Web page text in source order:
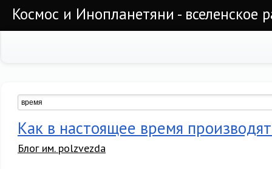
Космос и Инопланетяни - вселенское
Как в настоящее время
Блог им. polzvezda